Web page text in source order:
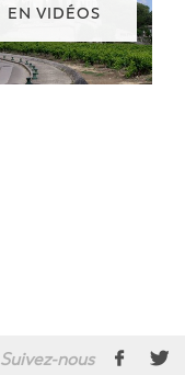
EN VIDÉOS
Suivez-nous